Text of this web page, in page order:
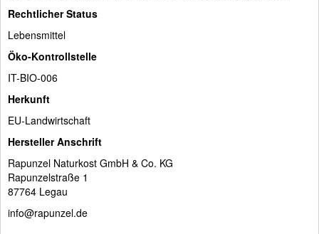
Rechtlicher Status
Lebensmittel
Öko-Kontrollstelle
IT-BIO-006
Herkunft
EU-Landwirtschaft
Hersteller Anschrift
Rapunzel Naturkost GmbH & Co. KG
Rapunzelstraße 1
87764 Legau
info@rapunzel.de